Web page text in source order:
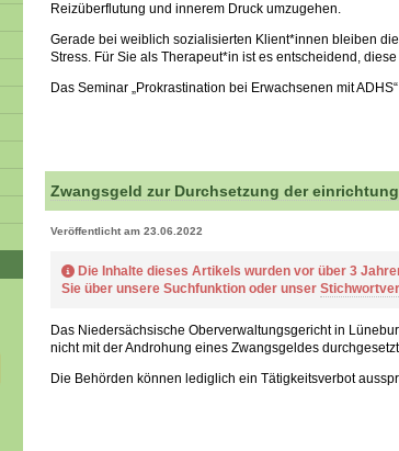
Reizüberflutung und innerem Druck umzugehen.
Gerade bei weiblich sozialisierten Klient*innen bleiben
Stress. Für Sie als Therapeut*in ist es entscheidend,
Das Seminar „Prokrastination bei Erwachsenen mit
Zwangsgeld zur Durchsetzung der
Veröffentlicht am 23.06.2022
Die Inhalte dieses Artikels wurden vor über 3
Sie über unsere Suchfunktion oder unser
Das Niedersächsische Oberverwaltungsgericht in
nicht mit der Androhung eines Zwangsgeldes
Die Behörden können lediglich ein Tätigkeitsverbot